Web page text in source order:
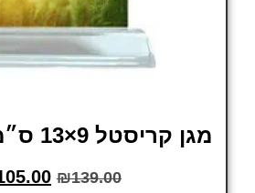
מגן קריסטל 9×13 ס״מ עם מעמד
₪139.00